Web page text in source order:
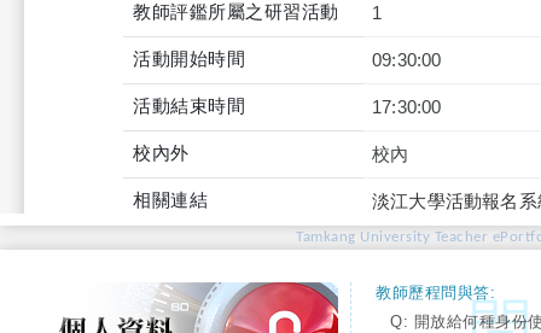
教師評鑑所屬之研習活動 1
活動開始時間 09:30:00
活動結束時間 17:30:00
校內外 校內
相關連結 淡江大學活動報名
Tamkang University Teacher
教師歷程問與答:
Q: 開放給何種身份